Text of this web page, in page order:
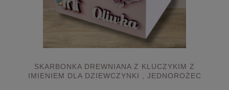
SKARBONKA DREWNIANA Z KLUCZYKIM Z
IMIENIEM DLA DZIEWCZYNKI , JEDNOROŻEC